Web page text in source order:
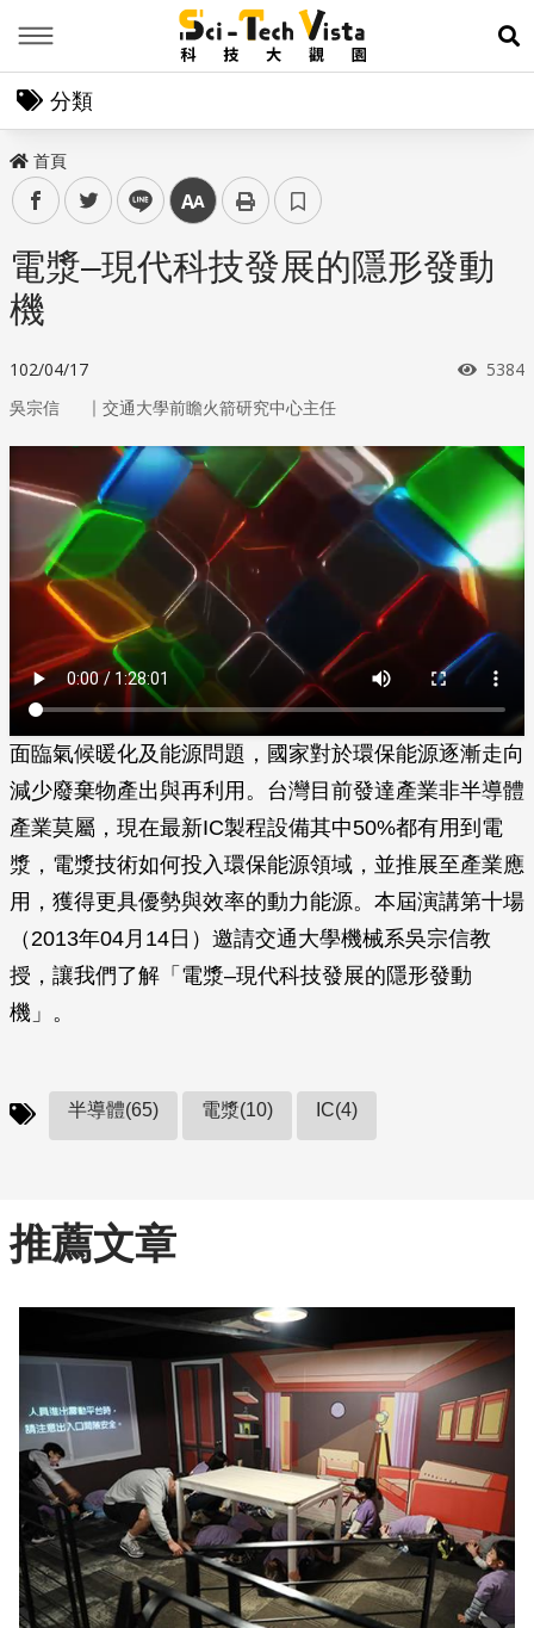
展
分類
首頁
facebooktwitter line 中
電漿–現代科技發展的隱形發動
機
102/04/17 瀏覽
5384
吳宗信 ｜ 交通大學前瞻火箭研究中心主任
面臨氣候暖化及能源問題，國家對於環保能源逐漸走向
減少廢棄物產出與再利用。台灣目前發達產業非半導體
產業莫屬，現在最新IC製程設備其中50%都有用到電
漿，電漿技術如何投入環保能源領域，並推展至產業應
用，獲得更具優勢與效率的動力能源。本屆演講第十場
（2013年04月14日）邀請交通大學機械系吳宗信教
授，讓我們了解「電漿–現代科技發展的隱形發動
機」。
半導體(65) 電漿(10) IC(4)
推薦文章